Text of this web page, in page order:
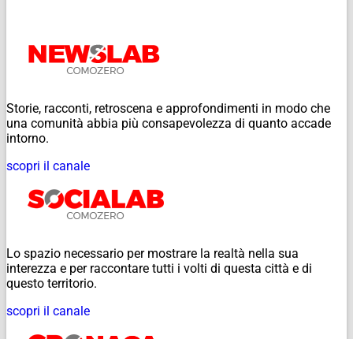
Storie, racconti, retroscena e approfondimenti in modo che
una comunità abbia più consapevolezza di quanto accade
intorno.
scopri il canale
Lo spazio necessario per mostrare la realtà nella sua
interezza e per raccontare tutti i volti di questa città e di
questo territorio.
scopri il canale